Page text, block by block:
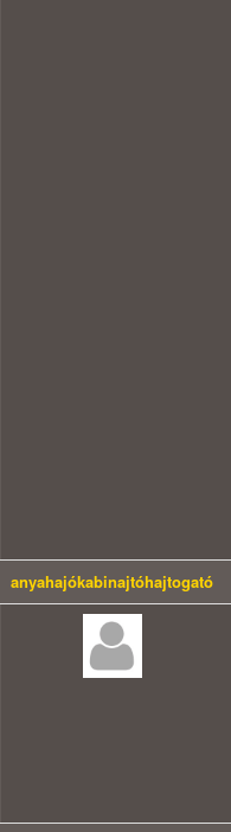
anyahajókabinajtóhajtogató